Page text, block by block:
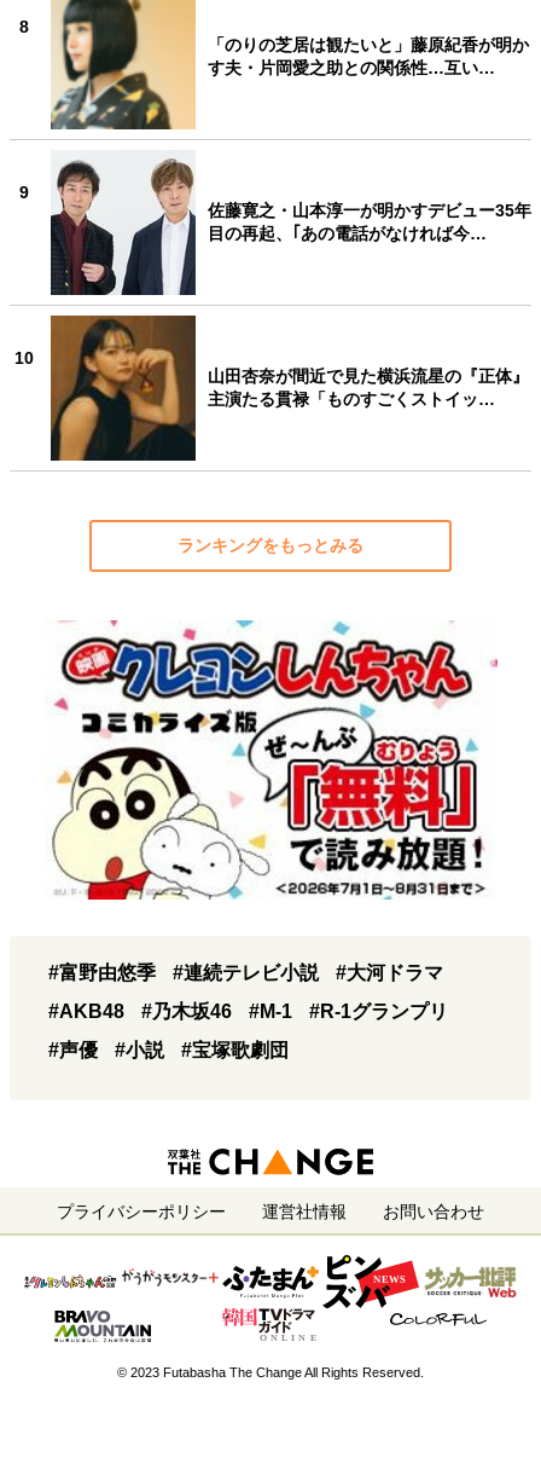
8
「のりの芝居は観たいと」藤原紀香が明か
す夫・片岡愛之助との関係性…互い…
9
佐藤寛之・山本淳一が明かすデビュー35年
目の再起、｢あの電話がなければ今…
10
山田杏奈が間近で見た横浜流星の『正体』
主演たる貫禄「ものすごくストイッ…
ランキングをもっとみる
#富野由悠季 #連続テレビ小説
#大河ドラマ
#AKB48
#乃木坂46 #M-1
#R-1グランプリ
#声優
#小説 #宝塚歌劇団
プライバシーポリシー 運営社情報 お問い合わせ
© 2023 Futabasha The Change All Rights Reserved.